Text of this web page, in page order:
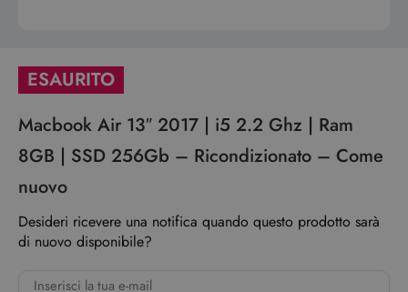
ESAURITO
Macbook Air 13″ 2017 | i5 2.2 Ghz | Ram
8GB | SSD 256Gb – Ricondizionato – Come
nuovo
Desideri ricevere una notifica quando questo prodotto sarà
di nuovo disponibile?